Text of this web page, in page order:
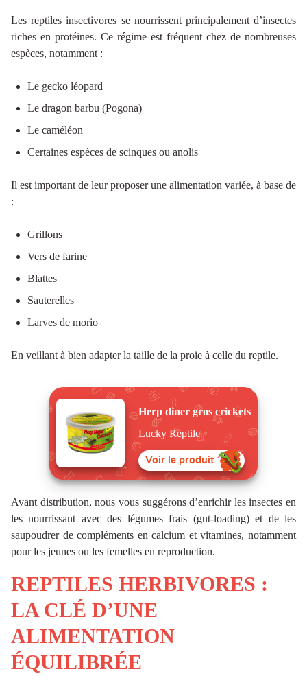
Les reptiles insectivores se nourrissent principalement d’insectes
riches en protéines. Ce régime est fréquent chez de nombreuses
espèces, notamment :
Le gecko léopard
Le dragon barbu (Pogona)
Le caméléon
Certaines espèces de scinques ou anolis
Il est important de leur proposer une alimentation variée, à base de
:
Grillons
Vers de farine
Blattes
Sauterelles
Larves de morio
En veillant à bien adapter la taille de la proie à celle du reptile.
Herp diner gros crickets
Lucky Reptile
Voir le produit
Avant distribution, nous vous suggérons d’enrichir les insectes en
les nourrissant avec des légumes frais (gut-loading) et de les
saupoudrer de compléments en calcium et vitamines, notamment
pour les jeunes ou les femelles en reproduction.
REPTILES HERBIVORES :
LA CLÉ D’UNE
ALIMENTATION
ÉQUILIBRÉE